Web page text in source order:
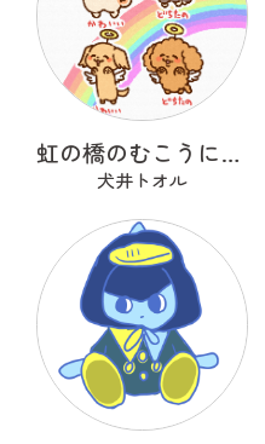
虹の橋のむこうにいるうちのこ
犬井トオル